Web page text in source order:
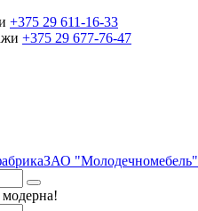
+375 29 611-16-33
+375 29 677-76-47
ЗАО "Молодечномебель"